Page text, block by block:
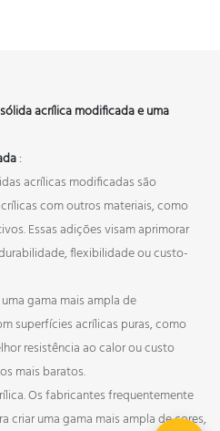
acrílica modificada e uma
:
acrílicas modificadas são
com outros materiais, como
Essas adições visam aprimorar
flexibilidade ou custo-
gama mais ampla de
superfícies acrílicas puras, como
resistência ao calor ou custo
mais baratos.
Os fabricantes frequentemente
criar uma gama mais ampla de cores,